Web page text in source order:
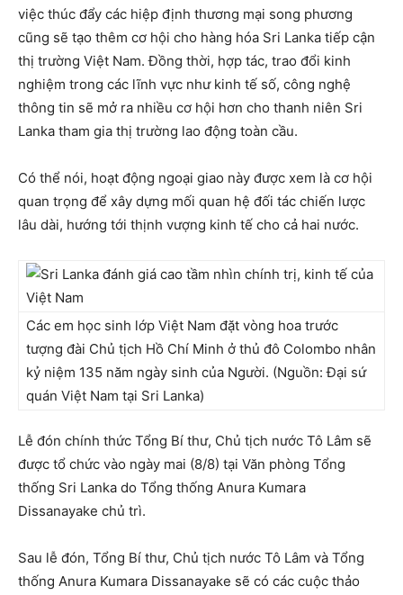
việc thúc đẩy các hiệp định thương mại song phương
cũng sẽ tạo thêm cơ hội cho hàng hóa Sri Lanka tiếp cận
thị trường Việt Nam. Đồng thời, hợp tác, trao đổi kinh
nghiệm trong các lĩnh vực như kinh tế số, công nghệ
thông tin sẽ mở ra nhiều cơ hội hơn cho thanh niên Sri
Lanka tham gia thị trường lao động toàn cầu.
Có thể nói, hoạt động ngoại giao này được xem là cơ hội
quan trọng để xây dựng mối quan hệ đối tác chiến lược
lâu dài, hướng tới thịnh vượng kinh tế cho cả hai nước.
Các em học sinh lớp Việt Nam đặt vòng hoa trước
tượng đài Chủ tịch Hồ Chí Minh ở thủ đô Colombo nhân
kỷ niệm 135 năm ngày sinh của Người. (Nguồn: Đại sứ
quán Việt Nam tại Sri Lanka)
Lễ đón chính thức Tổng Bí thư, Chủ tịch nước Tô Lâm sẽ
được tổ chức vào ngày mai (8/8) tại Văn phòng Tổng
thống Sri Lanka do Tổng thống Anura Kumara
Dissanayake chủ trì.
Sau lễ đón, Tổng Bí thư, Chủ tịch nước Tô Lâm và Tổng
thống Anura Kumara Dissanayake sẽ có các cuộc thảo